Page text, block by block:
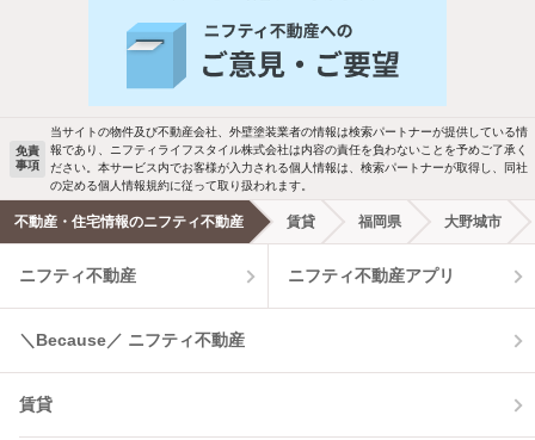
バス・トイレ別 2階以上
洗濯機置場あり 独立洗面台
エアコンあり 都市ガス
温水洗浄便座 オートロック
コンロ2口以上
免責
事項
当サイトの物件及び不動産会社、外壁塗装業者の情報は検索パートナーが提供している情
報であり、ニフティライフスタイル株式会社は内容の責任を負わないことを予めご了承く
ださい。本サービス内でお客様が入力される個人情報は、検索パートナーが取得し、同社
の定める個人情報規約に従って取り扱われます。
不動産・住宅情報のニフティ不動産 賃貸 福岡県 大野城市
ニフティ不動産 ニフティ不動産アプリ
＼Because／ ニフティ不動産
賃貸